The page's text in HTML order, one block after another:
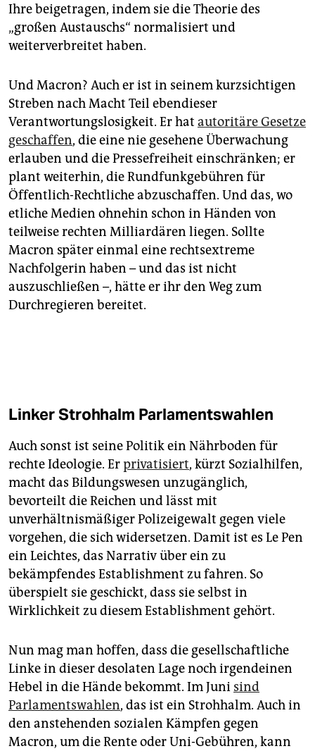
Ihre beigetragen, indem sie die Theorie des
„großen Austauschs“ normalisiert und
weiterverbreitet haben.
Und Macron? Auch er ist in seinem kurzsichtigen
Streben nach Macht Teil ebendieser
Verantwortungslosigkeit. Er hat autoritäre Gesetze
geschaffen, die eine nie gesehene Überwachung
erlauben und die Pressefreiheit einschränken; er
plant weiterhin, die Rundfunkgebühren für
Öffentlich-Rechtliche abzuschaffen. Und das, wo
etliche Medien ohnehin schon in Händen von
teilweise rechten Milliardären liegen. Sollte
Macron später einmal eine rechtsextreme
Nachfolgerin haben – und das ist nicht
auszuschließen –, hätte er ihr den Weg zum
Durchregieren bereitet.
Linker Strohhalm Parlamentswahlen
Auch sonst ist seine Politik ein Nährboden für
rechte Ideologie. Erprivatisiert, kürzt Sozialhilfen,
macht das Bildungswesen unzugänglich,
bevorteilt die Reichen und lässt mit
unverhältnismäßiger Polizeigewalt gegen viele
vorgehen, die sich widersetzen. Damit ist es Le Pen
ein Leichtes, das Narrativ über ein zu
bekämpfendes Establishment zu fahren. So
überspielt sie geschickt, dass sie selbst in
Wirklichkeit zu diesem Establishment gehört.
Nun mag man hoffen, dass die gesellschaftliche
Linke in dieser desolaten Lage noch irgendeinen
Hebel in die Hände bekommt. Im Juni sind
Parlamentswahlen, das ist ein Strohhalm. Auch in
den anstehenden sozialen Kämpfen gegen
Macron, um die Rente oder Uni-Gebühren, kann